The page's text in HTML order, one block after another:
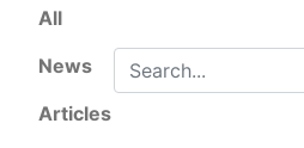
All
News
Articles